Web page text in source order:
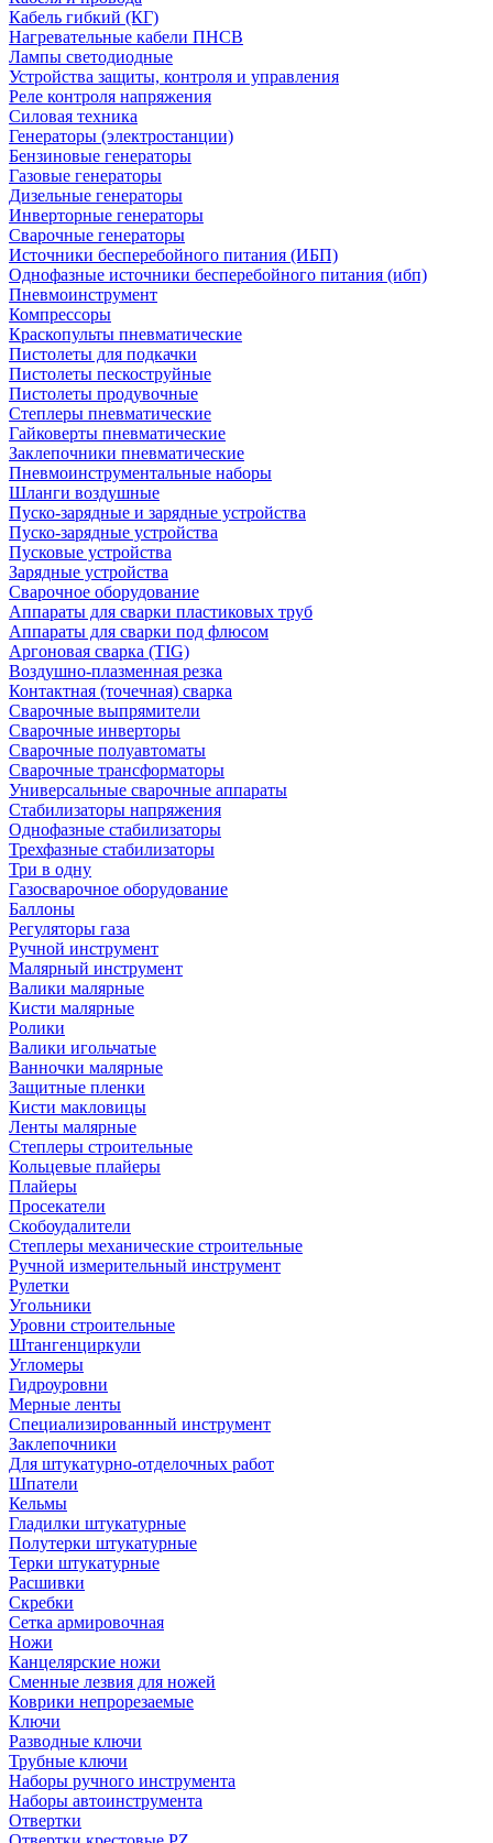
Кабель гибкий (КГ)
Нагревательные кабели ПНСВ
Лампы светодиодные
Устройства защиты, контроля и управления
Реле контроля напряжения
Силовая техника
Генераторы (электростанции)
Бензиновые генераторы
Газовые генераторы
Дизельные генераторы
Инверторные генераторы
Сварочные генераторы
Источники бесперебойного питания (ИБП)
Однофазные источники бесперебойного питания (ибп)
Пневмоинструмент
Компрессоры
Краскопульты пневматические
Пистолеты для подкачки
Пистолеты пескоструйные
Пистолеты продувочные
Степлеры пневматические
Гайковерты пневматические
Заклепочники пневматические
Пневмоинструментальные наборы
Шланги воздушные
Пуско-зарядные и зарядные устройства
Пуско-зарядные устройства
Пусковые устройства
Зарядные устройства
Сварочное оборудование
Аппараты для сварки пластиковых труб
Аппараты для сварки под флюсом
Аргоновая сварка (TIG)
Воздушно-плазменная резка
Контактная (точечная) сварка
Сварочные выпрямители
Сварочные инверторы
Сварочные полуавтоматы
Сварочные трансформаторы
Универсальные сварочные аппараты
Стабилизаторы напряжения
Однофазные стабилизаторы
Трехфазные стабилизаторы
Три в одну
Газосварочное оборудование
Баллоны
Регуляторы газа
Ручной инструмент
Малярный инструмент
Валики малярные
Кисти малярные
Ролики
Валики игольчатые
Ванночки малярные
Защитные пленки
Кисти макловицы
Ленты малярные
Степлеры строительные
Кольцевые плайеры
Плайеры
Просекатели
Скобоудалители
Степлеры механические строительные
Ручной измерительный инструмент
Рулетки
Угольники
Уровни строительные
Штангенциркули
Угломеры
Гидроуровни
Мерные ленты
Специализированный инструмент
Заклепочники
Для штукатурно-отделочных работ
Шпатели
Кельмы
Гладилки штукатурные
Полутерки штукатурные
Терки штукатурные
Расшивки
Скребки
Сетка армировочная
Ножи
Канцелярские ножи
Сменные лезвия для ножей
Коврики непрорезаемые
Ключи
Разводные ключи
Трубные ключи
Наборы ручного инструмента
Наборы автоинструмента
Отвертки